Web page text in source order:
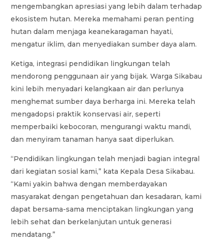
mengembangkan apresiasi yang lebih dalam terhadap
ekosistem hutan. Mereka memahami peran penting
hutan dalam menjaga keanekaragaman hayati,
mengatur iklim, dan menyediakan sumber daya alam.
Ketiga, integrasi pendidikan lingkungan telah
mendorong penggunaan air yang bijak. Warga Sikabau
kini lebih menyadari kelangkaan air dan perlunya
menghemat sumber daya berharga ini. Mereka telah
mengadopsi praktik konservasi air, seperti
memperbaiki kebocoran, mengurangi waktu mandi,
dan menyiram tanaman hanya saat diperlukan.
“Pendidikan lingkungan telah menjadi bagian integral
dari kegiatan sosial kami,” kata Kepala Desa Sikabau.
“Kami yakin bahwa dengan memberdayakan
masyarakat dengan pengetahuan dan kesadaran, kami
dapat bersama-sama menciptakan lingkungan yang
lebih sehat dan berkelanjutan untuk generasi
mendatang.”